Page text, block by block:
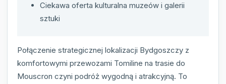
Ciekawa oferta kulturalna muzeów i galerii
sztuki
Połączenie strategicznej lokalizacji Bydgoszczy z
komfortowymi przewozami Tomiline na trasie do
Mouscron czyni podróż wygodną i atrakcyjną. To